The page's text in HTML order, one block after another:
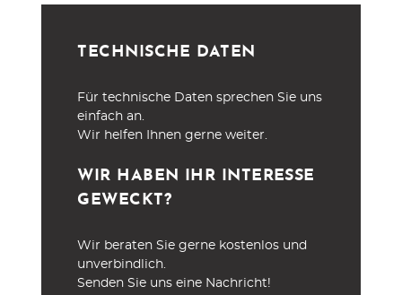
TECHNISCHE DATEN
Für technische Daten sprechen Sie uns
einfach an.
Wir helfen Ihnen gerne weiter.
WIR HABEN IHR INTERESSE
GEWECKT?
Wir beraten Sie gerne kostenlos und
unverbindlich.
Senden Sie uns eine Nachricht!